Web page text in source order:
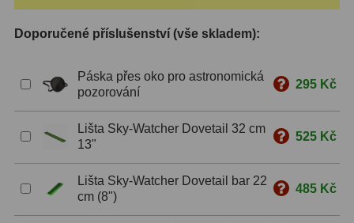
S mřížkou 6
Ostatní29
Filtry182
Měsíční a Polarizační
Doporučené příslušenství (vše skladem):
Páska přes oko pro astronomická
pozorování
295 Kč
Lišta Sky-Watcher Dovetail 32 cm
13"
525 Kč
Lišta Sky-Watcher Dovetail bar 22
cm (8")
485 Kč